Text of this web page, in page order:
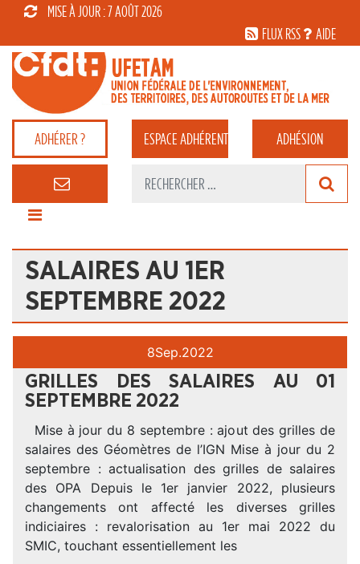
MISE À JOUR : 7 AOÛT 2026
FLUX RSS
AIDE
ADHÉRER ? ESPACEADHÉRENT ADHÉSION
SALAIRES AU 1ER
SEPTEMBRE 2022
8Sep.2022
GRILLES DES SALAIRES AU 01
SEPTEMBRE 2022
Mise à jour du 8 septembre : ajout des grilles de
salaires des Géomètres de l’IGN Mise à jour du 2
septembre : actualisation des grilles de salaires
des OPA Depuis le 1er janvier 2022, plusieurs
changements ont affecté les diverses grilles
indiciaires : revalorisation au 1er mai 2022 du
SMIC, touchant essentiellement les